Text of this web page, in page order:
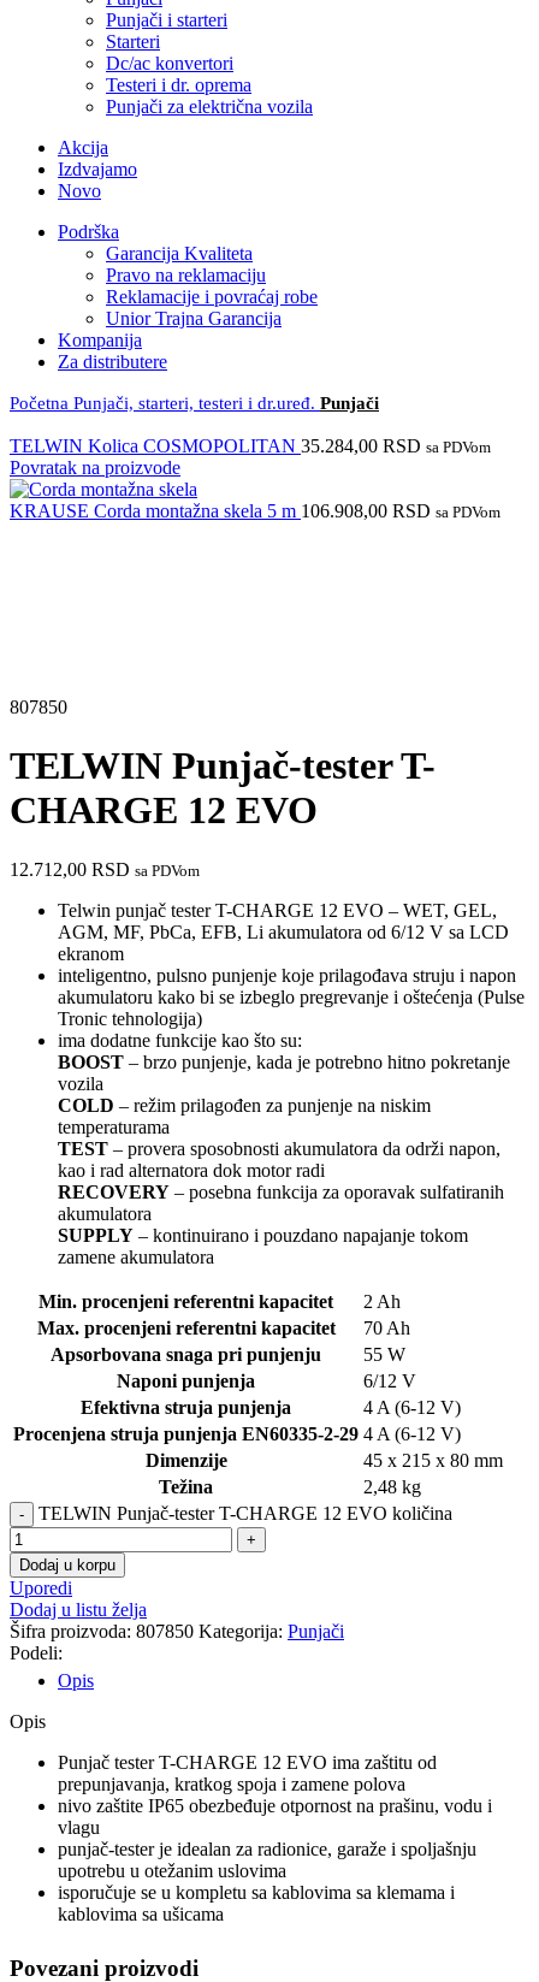
Punjači i starteri
Starteri
Dc/ac konvertori
Testeri i dr. oprema
Punjači za električna vozila
Akcija
Izdvajamo
Novo
Podrška
Garancija Kvaliteta
Pravo na reklamaciju
Reklamacije i povraćaj robe
Unior Trajna Garancija
Kompanija
Za distributere
Početna Punjači, starteri, testeri i dr.uređ. Punjači
TELWIN Kolica COSMOPOLITAN 35.284,00 RSD sa PDVom
Povratak na proizvode
KRAUSE Corda montažna skela 5 m 106.908,00 RSD sa PDVom
807850
TELWIN Punjač-tester T-
CHARGE 12 EVO
12.712,00 RSD sa PDVom
Telwin punjač tester T-CHARGE 12 EVO – WET, GEL,
AGM, MF, PbCa, EFB, Li akumulatora od 6/12 V sa LCD
ekranom
inteligentno, pulsno punjenje koje prilagođava struju i napon
akumulatoru kako bi se izbeglo pregrevanje i oštećenja (Pulse
Tronic tehnologija)
ima dodatne funkcije kao što su:
BOOST – brzo punjenje, kada je potrebno hitno pokretanje
vozila
COLD – režim prilagođen za punjenje na niskim
temperaturama
TEST – provera sposobnosti akumulatora da održi napon,
kao i rad alternatora dok motor radi
RECOVERY – posebna funkcija za oporavak sulfatiranih
akumulatora
SUPPLY – kontinuirano i pouzdano napajanje tokom
zamene akumulatora
Min. procenjeni referentni kapacitet
2 Ah
Max. procenjeni referentni kapacitet
70 Ah
Apsorbovana snaga pri punjenju
55 W
Naponi punjenja
6/12 V
Efektivna struja punjenja
4 A (6-12 V)
Procenjena struja punjenja EN60335-2-29 4 A (6-12 V)
Dimenzije
45 x 215 x 80 mm
Težina
2,48 kg
TELWIN Punjač-tester T-CHARGE 12 EVO količina
Dodaj u korpu
Uporedi
Dodaj u listu želja
Šifra proizvoda: 807850 Kategorija: Punjači
Podeli:
Opis
Opis
Punjač tester T-CHARGE 12 EVO ima zaštitu od
prepunjavanja, kratkog spoja i zamene polova
nivo zaštite IP65 obezbeđuje otpornost na prašinu, vodu i
vlagu
punjač-tester je idealan za radionice, garaže i spoljašnju
upotrebu u otežanim uslovima
isporučuje se u kompletu sa kablovima sa klemama i
kablovima sa ušicama
Povezani proizvodi